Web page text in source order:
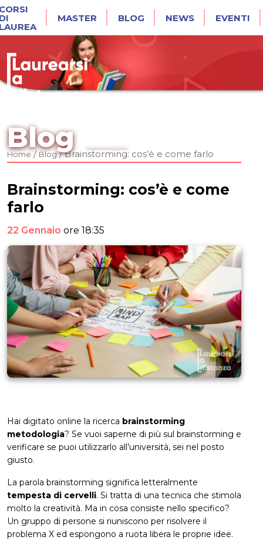
MASTER BLOG NEWS EVENTI
Blog
Home/Blog/Brainstorming: cos’è e come farlo
Brainstorming: cos’è e come
farlo
22 Gennaio ore 18:35
Hai digitato online la ricerca brainstorming
metodologia? Se vuoi saperne di più sul brainstorming e
verificare se puoi utilizzarlo all’università, sei nel posto
giusto.
La parola brainstorming significa letteralmente
tempesta di cervelli. Si tratta di una tecnica che stimola
molto la creatività. Ma in cosa consiste nello specifico?
Un gruppo di persone si riuniscono per risolvere il
problema X ed espongono a ruota libera le proprie idee.